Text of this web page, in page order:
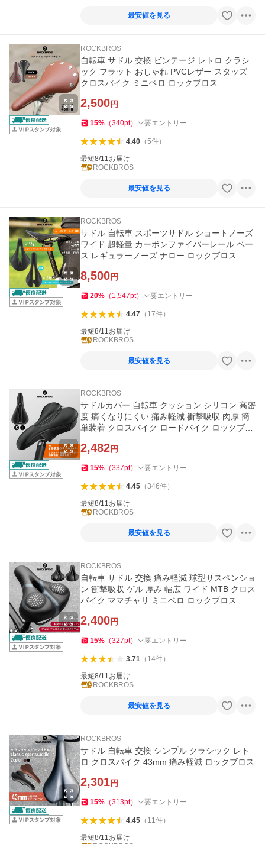
最安値を見る
ROCKBROS
自転車 サドル 交換 ビンテージ レトロ クラシ
ック フラット おしゃれ PVCレザー スタッズ
クロスバイク ミニベロ ロックブロス
2,500円
15% （340pt） 要エントリー
4.40（5件）
最短8/11お届け
ROCKBROS
最安値を見る
ROCKBROS
サドル 自転車 スポーツサドル ショートノーズ
ワイド 超軽量 カーボンファイバーレール ベー
ス レギュラーノーズ ナロー ロックブロス
8,500円
20% （ 1,547pt） 要エントリー
4.47（ 17件）
最短8/11お届け
ROCKBROS
最安値を見る
ROCKBROS
サドルカバー 自転車 クッション シリコン 高密
度 痛くなりにくい 痛み軽減 衝撃吸収 肉厚 簡
単装着 クロスバイク ロードバイク ロックブロ
2,482円
15% （337pt） 要エントリー
4.45（346件）
最短8/11お届け
ROCKBROS
最安値を見る
ROCKBROS
自転車 サドル 交換 痛み軽減 球型サスペンショ
ン 衝撃吸収 ゲル 厚み 幅広 ワイド MTB クロス
バイク ママチャリ ミニベロ ロックブロス
2,400円
15% （327pt） 要エントリー
3.71（ 14件）
最短8/11お届け
ROCKBROS
最安値を見る
ROCKBROS
サドル 自転車 交換 シンプル クラシック レト
ロ クロスバイク 43mm 痛み軽減 ロックブロス
2,301円
15% （313pt） 要エントリー
4.45（ 11件）
最短8/11お届け